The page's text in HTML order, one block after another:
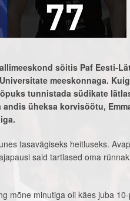
sõitis Paf Eesti-
meeskonnaga.
tunnistada südikate
üheksa korvisöötu,
tasavägiseks heitluseks.
said tartlased oma
mõne minutiga oli käes juba